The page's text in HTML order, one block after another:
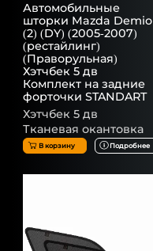
Автомобильные
шторки Mazda Demio
(2) (DY) (2005-2007)
(рестайлинг)
(Праворульная)
Хэтчбек 5 дв
Комплект на задние
форточки STANDART
Хэтчбек 5 дв
Тканевая окантовка
В корзину Подробнее